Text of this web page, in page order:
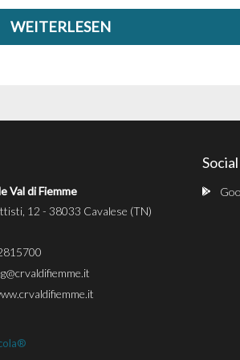
WEITERLESEN
Val di Fiemme
12 - 38033 Cavalese (TN)